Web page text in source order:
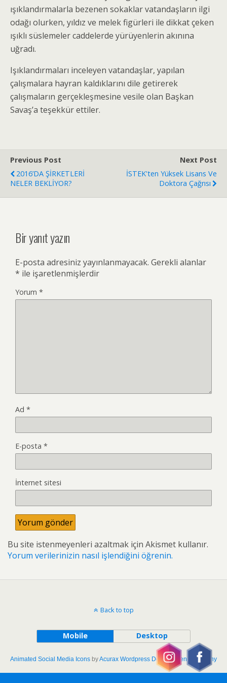
ışıklandırmalarla bezenen sokaklar vatandaşların ilgi
odağı olurken, yıldız ve melek figürleri ile dikkat çeken
ışıklı süslemeler caddelerde yürüyenlerin akınına
uğradı.
Işıklandırmaları inceleyen vatandaşlar, yapılan
çalışmalara hayran kaldıklarını dile getirerek
çalışmaların gerçekleşmesine vesile olan Başkan
Savaş’a teşekkür ettiler.
Previous Post
2016’DA ŞİRKETLERİ
NELER BEKLİYOR?
Next Post
İSTEK'ten Yüksek Lisans Ve
Doktora Çağrısı
Bir yanıt yazın
E-posta adresiniz yayınlanmayacak. Gerekli alanlar
* ile işaretlenmişlerdir
Yorum *
Ad *
E-posta *
İnternet sitesi
Bu site istenmeyenleri azaltmak için Akismet kullanır.
Yorum verilerinizin nasıl işlendiğini öğrenin.
Back to top
Mobile Desktop
Animated Social Media Icons byAcurax Wordpress Development Company